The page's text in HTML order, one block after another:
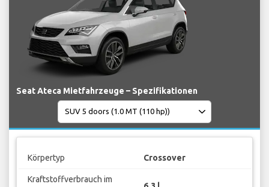
Seat Ateca Mietfahrzeuge – Spezifikationen
Körpertyp Crossover
Kraftstoffverbrauch im